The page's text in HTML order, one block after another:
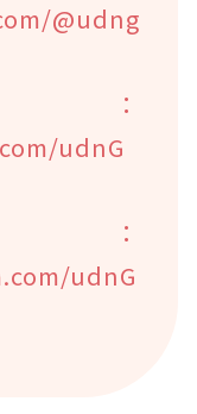
@udng
udnG
udnG